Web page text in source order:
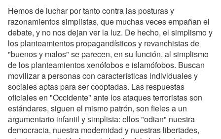
Hemos de luchar por tanto contra las posturas y
razonamientos simplistas, que muchas veces empañan el
debate, y no nos dejan ver la luz. De hecho, el simplismo y
los planteamientos propagandísticos y revanchistas de
"buenos y malos" se parecen, en su función, al simplismo
de los planteamientos xenófobos e islamófobos. Buscan
movilizar a personas con características individuales y
sociales aptas para ser cooptadas. Las respuestas
oficiales en "Occidente" ante los ataques terroristas son
estándares, siguen el mismo patrón, son fieles a un
argumentario infantil y simplista: ellos "odian" nuestra
democracia, nuestra modernidad y nuestras libertades,